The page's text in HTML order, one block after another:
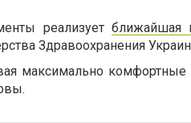
реализует ближайшая
Здравоохранения
максимально комфортные